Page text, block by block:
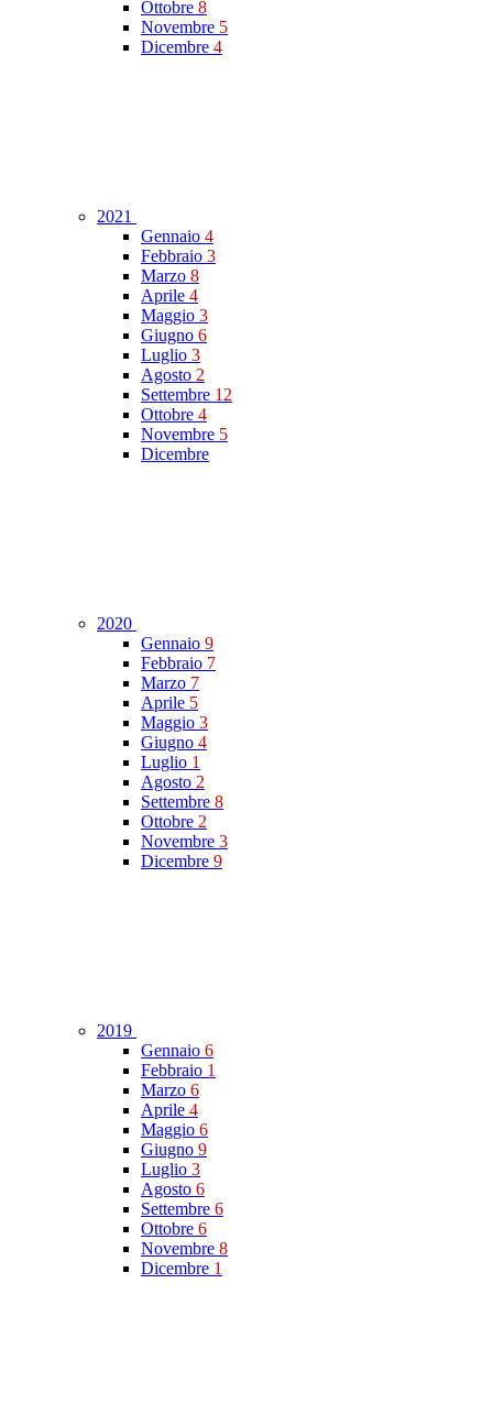
Ottobre 8
Novembre 5
Dicembre 4
2021
Gennaio 4
Febbraio 3
Marzo 8
Aprile 4
Maggio 3
Giugno 6
Luglio 3
Agosto 2
Settembre 12
Ottobre 4
Novembre 5
Dicembre
2020
Gennaio 9
Febbraio 7
Marzo 7
Aprile 5
Maggio 3
Giugno 4
Luglio 1
Agosto 2
Settembre 8
Ottobre 2
Novembre 3
Dicembre 9
2019
Gennaio 6
Febbraio 1
Marzo 6
Aprile 4
Maggio 6
Giugno 9
Luglio 3
Agosto 6
Settembre 6
Ottobre 6
Novembre 8
Dicembre 1